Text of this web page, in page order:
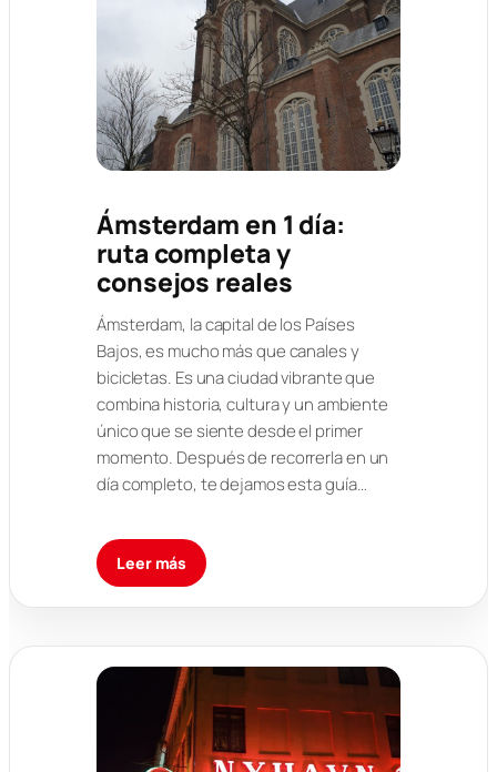
Ámsterdam en 1 día:
ruta completa y
consejos reales
Ámsterdam, la capital de los Países
Bajos, es mucho más que canales y
bicicletas. Es una ciudad vibrante que
combina historia, cultura y un ambiente
único que se siente desde el primer
momento. Después de recorrerla en un
día completo, te dejamos esta guía…
Leer más